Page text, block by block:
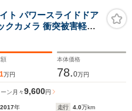
ドア
クカメラ 衝突被害軽減
ビーム スマートキー
オートライト ス
1万円
本体価格
78.0万円
ン 月々9,600円
2017年 走行 4.0万km